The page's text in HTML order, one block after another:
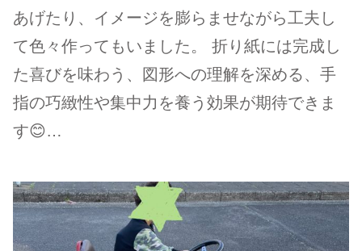
あげたり、イメージを膨らませながら工夫し
て色々作ってもいました。 折り紙には完成し
た喜びを味わう、図形への理解を深める、手
指の巧緻性や集中力を養う効果が期待できま
す😊…